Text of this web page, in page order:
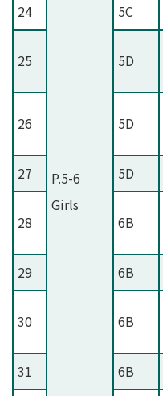
P.5-6
Girls
24 5C
25 5D
26 5D
27 5D
28 6B
29 6B
30 6B
31 6B